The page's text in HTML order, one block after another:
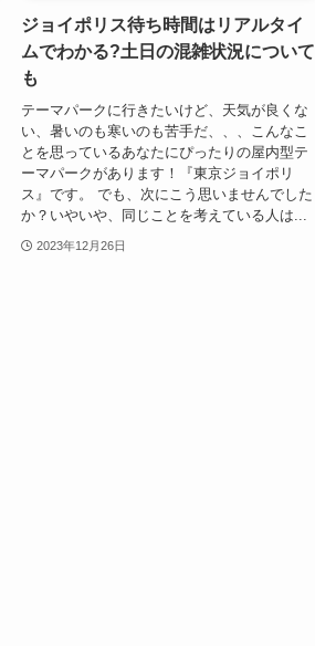
ジョイポリス待ち時間はリアルタイ
ムでわかる?土日の混雑状況について
も
テーマパークに行きたいけど、天気が良くな
い、暑いのも寒いのも苦手だ、、、こんなこ
とを思っているあなたにぴったりの屋内型テ
ーマパークがあります！『東京ジョイポリ
ス』です。 でも、次にこう思いませんでした
か？いやいや、同じことを考えている人は...
2023年12月26日